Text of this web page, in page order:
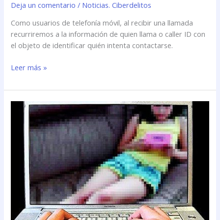
Deja un comentario / Noticias. Ciberdelitos
Como usuarios de telefonía móvil, al recibir una llamada
recurriremos a la información de quien llama o caller ID con
el objeto de identificar quién intenta contactarse.
Leer más »
Perspectivas
legales
sobre
pornografía
infantil
web